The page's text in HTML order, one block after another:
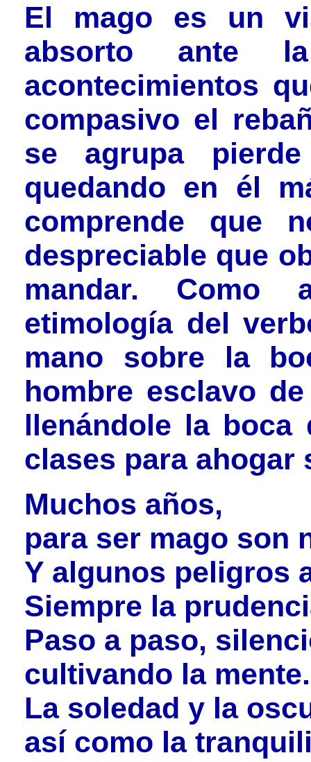
El mago es un
absorto ante
acontecimientos
compasivo el
se agrupa
quedando en él
comprende que
despreciable que
mandar. Como
etimología del
mano sobre la
hombre esclavo
llenándole la boca
clases para ahogar
Muchos años,
para ser mago son
Y algunos peligros
Siempre la
Paso a paso,
cultivando la mente.
La soledad y la
así como la